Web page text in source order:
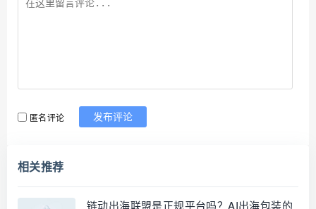
匿名评论 发布评论
相关推荐
链动出海联盟是正规平台吗？AI出海包装的